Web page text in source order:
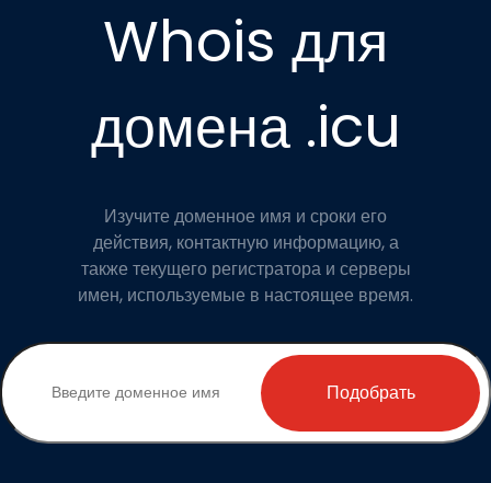
Whois для
домена .icu
Изучите доменное имя и сроки его
действия, контактную информацию, а
также текущего регистратора и серверы
имен, используемые в настоящее время.
Подобрать